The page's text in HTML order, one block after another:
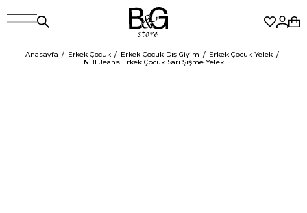
Anasayfa Erkek Çocuk Erkek Çocuk Dış Giyim
Erkek Çocuk Yelek
NBT Jeans Erkek Çocuk Sarı Şişme Yelek